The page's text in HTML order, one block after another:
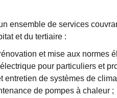
ensemble de services
et du tertiaire :
et mise aux normes
pour particuliers et
entretien de systèmes de
de pompes à chaleur ;